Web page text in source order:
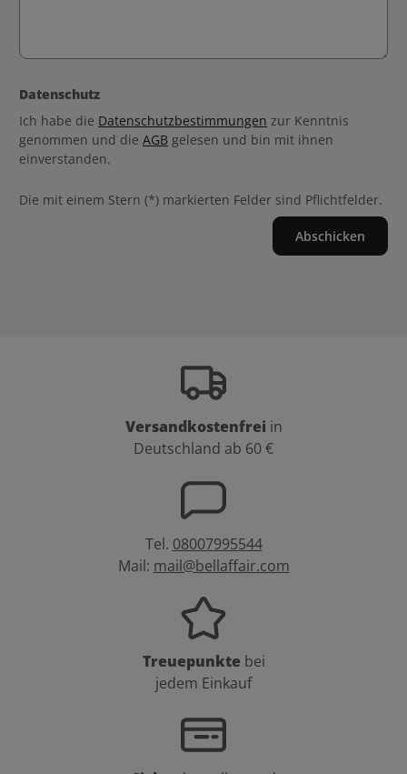
Datenschutz
Ich habe die Datenschutzbestimmungen zur Kenntnis
genommen und die AGB gelesen und bin mit ihnen
einverstanden.
Die mit einem Stern (*) markierten Felder sind Pflichtfelder.
Abschicken
Versandkostenfrei in
Deutschland ab 60 €
Tel. 08007995544
Mail: mail@bellaffair.com
Treuepunkte bei
jedem Einkauf